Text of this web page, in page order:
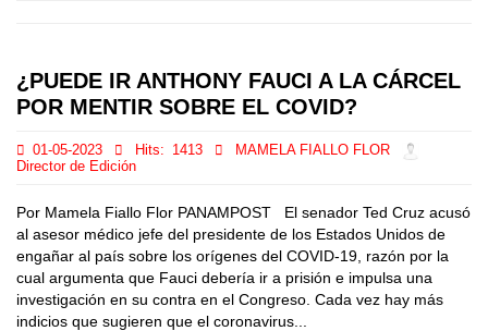
¿PUEDE IR ANTHONY FAUCI A LA CÁRCEL
POR MENTIR SOBRE EL COVID?
01-05-2023 Hits: 1413
MAMELA FIALLO FLOR
Director de Edición
Por Mamela Fiallo Flor PANAMPOST El senador Ted Cruz acusó
al asesor médico jefe del presidente de los Estados Unidos de
engañar al país sobre los orígenes del COVID-19, razón por la
cual argumenta que Fauci debería ir a prisión e impulsa una
investigación en su contra en el Congreso. Cada vez hay más
indicios que sugieren que el coronavirus...